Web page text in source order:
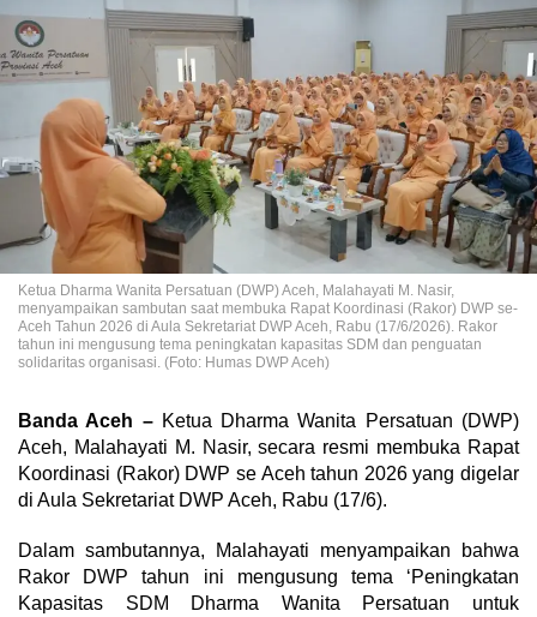
Ketua Dharma Wanita Persatuan (DWP) Aceh, Malahayati M. Nasir,
menyampaikan sambutan saat membuka Rapat Koordinasi (Rakor) DWP se-
Aceh Tahun 2026 di Aula Sekretariat DWP Aceh, Rabu (17/6/2026). Rakor
tahun ini mengusung tema peningkatan kapasitas SDM dan penguatan
solidaritas organisasi. (Foto: Humas DWP Aceh)
Banda Aceh –Ketua Dharma Wanita Persatuan (DWP)
Aceh, Malahayati M. Nasir, secara resmi membuka Rapat
Koordinasi (Rakor) DWP se Aceh tahun 2026 yang digelar
di Aula Sekretariat DWP Aceh, Rabu (17/6).
Dalam sambutannya, Malahayati menyampaikan bahwa
Rakor DWP tahun ini mengusung tema ‘Peningkatan
Kapasitas SDM Dharma Wanita Persatuan untuk